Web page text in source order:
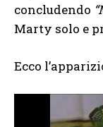
concludendo
Marty solo e
Ecco